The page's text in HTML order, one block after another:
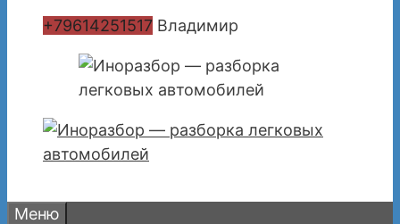
+79614251517 Владимир
Меню